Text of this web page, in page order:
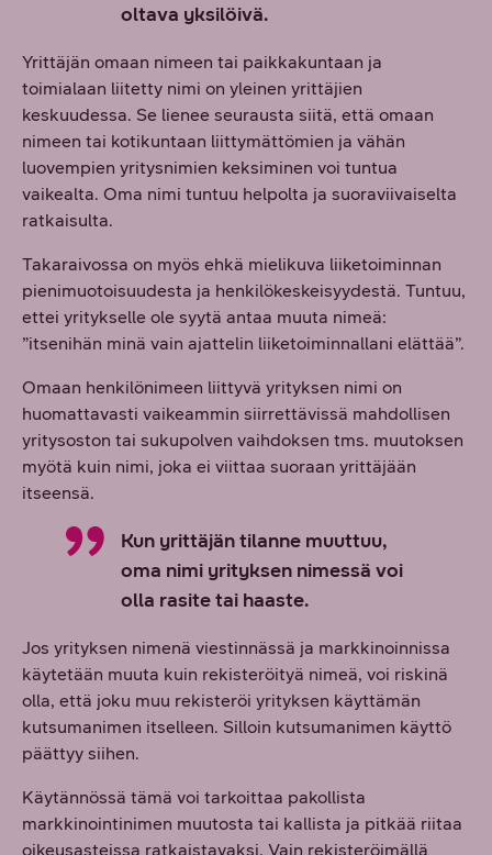
oltava yksilöivä.
Yrittäjän omaan nimeen tai paikkakuntaan ja
toimialaan liitetty nimi on yleinen yrittäjien
keskuudessa. Se lienee seurausta siitä, että omaan
nimeen tai kotikuntaan liittymättömien ja vähän
luovempien yritysnimien keksiminen voi tuntua
vaikealta. Oma nimi tuntuu helpolta ja suoraviivaiselta
ratkaisulta.
Takaraivossa on myös ehkä mielikuva liiketoiminnan
pienimuotoisuudesta ja henkilökeskeisyydestä. Tuntuu,
ettei yritykselle ole syytä antaa muuta nimeä:
”itsenihän minä vain ajattelin liiketoiminnallani elättää”.
Omaan henkilönimeen liittyvä yrityksen nimi on
huomattavasti vaikeammin siirrettävissä mahdollisen
yritysoston tai sukupolven vaihdoksen tms. muutoksen
myötä kuin nimi, joka ei viittaa suoraan yrittäjään
itseensä.
Kun yrittäjän tilanne muuttuu,
oma nimi yrityksen nimessä voi
olla rasite tai haaste.
Jos yrityksen nimenä viestinnässä ja markkinoinnissa
käytetään muuta kuin rekisteröityä nimeä, voi riskinä
olla, että joku muu rekisteröi yrityksen käyttämän
kutsumanimen itselleen. Silloin kutsumanimen käyttö
päättyy siihen.
Käytännössä tämä voi tarkoittaa pakollista
markkinointinimen muutosta tai kallista ja pitkää riitaa
oikeusasteissa ratkaistavaksi. Vain rekisteröimällä